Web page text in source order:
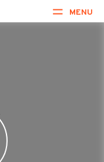
MENU